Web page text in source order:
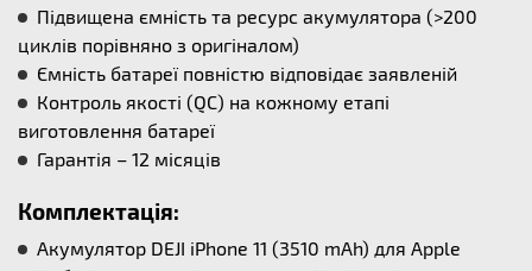
Підвищена ємність та ресурс акумулятора (>200
циклів порівняно з оригіналом)
Ємність батареї повністю відповідає заявленій
Контроль якості (QC) на кожному етапі
виготовлення батареї
Гарантія – 12 місяців
Комплектація:
Акумулятор DEJI iPhone 11 (3510 mAh) для Apple